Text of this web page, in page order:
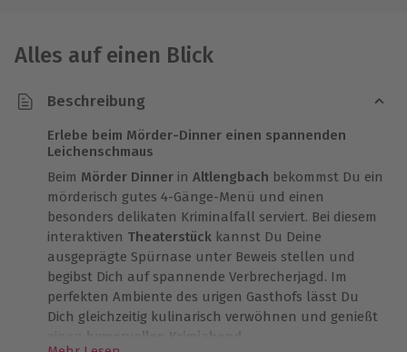
Alles auf einen Blick
Beschreibung
Erlebe beim Mörder-Dinner einen spannenden
Leichenschmaus
Beim Mörder Dinner in Altlengbach bekommst Du ein
mörderisch gutes 4-Gänge-Menü und einen
besonders delikaten Kriminalfall serviert. Bei diesem
interaktiven Theaterstück kannst Du Deine
ausgeprägte Spürnase unter Beweis stellen und
begibst Dich auf spannende Verbrecherjagd. Im
perfekten Ambiente des urigen Gasthofs lässt Du
Dich gleichzeitig kulinarisch verwöhnen und genießt
einen humorvollen Krimiabend